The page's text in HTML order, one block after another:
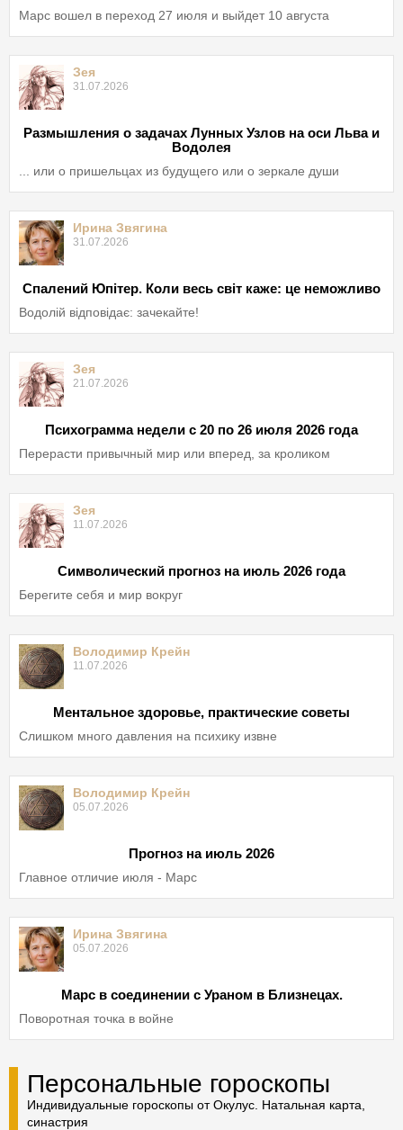
Марс вошел в переход 27 июля и выйдет 10 августа
Зея
31.07.2026
Размышления о задачах Лунных Узлов на оси Льва и
Водолея
... или о пришельцах из будущего или о зеркале души
Ирина Звягина
31.07.2026
Спалений Юпітер. Коли весь світ каже: це неможливо
Водолій відповідає: зачекайте!
Зея
21.07.2026
Психограмма недели с 20 по 26 июля 2026 года
Перерасти привычный мир или вперед, за кроликом
Зея
11.07.2026
Символический прогноз на июль 2026 года
Берегите себя и мир вокруг
Володимир Крейн
11.07.2026
Ментальное здоровье, практические советы
Слишком много давления на психику извне
Володимир Крейн
05.07.2026
Прогноз на июль 2026
Главное отличие июля - Марс
Ирина Звягина
05.07.2026
Марс в соединении с Ураном в Близнецах.
Поворотная точка в войне
Персональные гороскопы
Индивидуальные гороскопы от Окулус. Натальная карта,
синастрия